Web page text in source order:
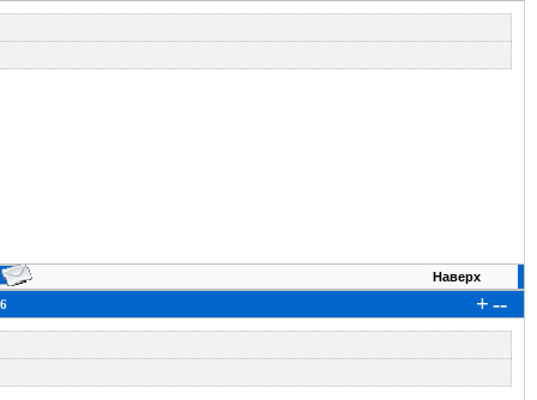
Наверх
+--